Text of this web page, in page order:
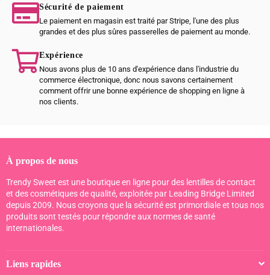
Sécurité de paiement
Le paiement en magasin est traité par Stripe, l'une des plus
grandes et des plus sûres passerelles de paiement au monde.
Expérience
Nous avons plus de 10 ans d'expérience dans l'industrie du
commerce électronique, donc nous savons certainement
comment offrir une bonne expérience de shopping en ligne à
nos clients.
À propos de nous
Trendy Sweet est une boutique en ligne pour des lentilles de contact
et des cosmétiques de qualité, exploitée par Leading Bridge Limited
depuis 2009. Nous croyons que la sécurité est primordiale et tous nos
produits sont testés pour répondre aux normes de santé
internationales.
Liens rapides